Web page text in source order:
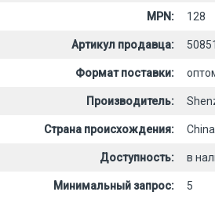
MPN: 128
Артикул продавца:
Формат поставки:
Производитель:
Страна происхождения: China
Доступность: в
Минимальный запрос: 5